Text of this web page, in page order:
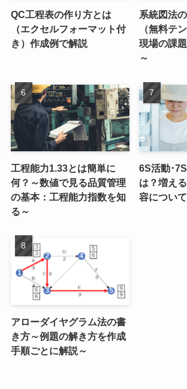
QC工程表の作り方とは
（エクセルフォーマット付
き）作成例で解説
系統図法
（無料テ
現場の課
～
工程能力1.33とは簡単に
何？～数値で見る品質管理
の基本：工程能力指数を知
る～
6S活動･
は？増え
容について
アローダイヤグラム法の書
き方～例題の解き方を作成
手順ごとに解説～